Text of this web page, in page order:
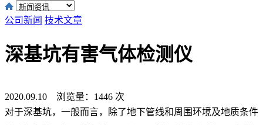
公司新闻 技术文章
深基坑有害气体检测仪
2020.09.10 浏览量：1446 次
对于深基坑，一般而言，除了地下管线和周围环境及地质条件